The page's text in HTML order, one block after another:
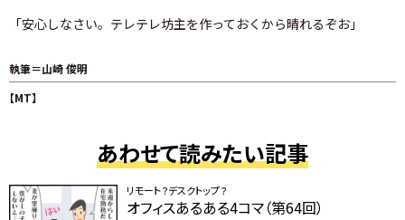
「安心しなさい。テレテレ坊主を作っておくから晴れるぞお」
執筆＝山崎 俊明
【MT】
あわせて読みたい記事
リモート？デスクトップ？
オフィスあるある4コマ（第64回）